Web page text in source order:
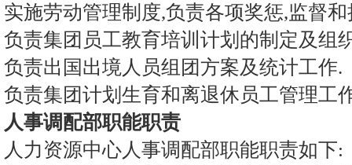
实施劳动管理制度,负责各项奖惩,监督
负责集团员工教育培训计划的制定及组
负责出国出境人员组团方案及统计工作.
负责集团计划生育和离退休员工管理工
人事调配部职能职责
人力资源中心人事调配部职能职责如下: